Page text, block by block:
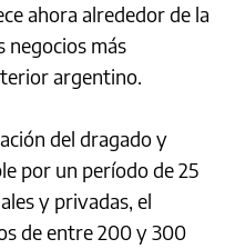
ahora alrededor de la
negocios más
argentino.
del dragado y
por un período de 25
y privadas, el
de entre 200 y 300